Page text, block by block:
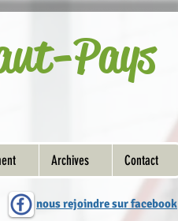
Pays
Archives Contact
nous rejoindre sur facebook